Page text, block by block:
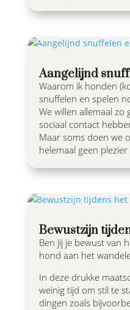
Aangelijnd
Waarom ik honden
snuffelen en spelen
We willen allemaal
sociaal contact
Maar soms doen we
helemaal geen plezier
Bewustzijn
Ben jij je bewust van
hond aan het
In deze drukke
weinig tijd om stil te
dingen zoals